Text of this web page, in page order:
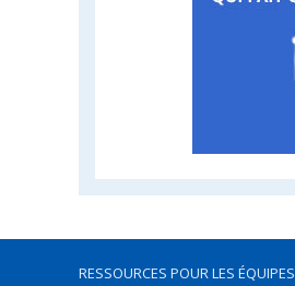
RESSOURCES POUR LES ÉQUIPES